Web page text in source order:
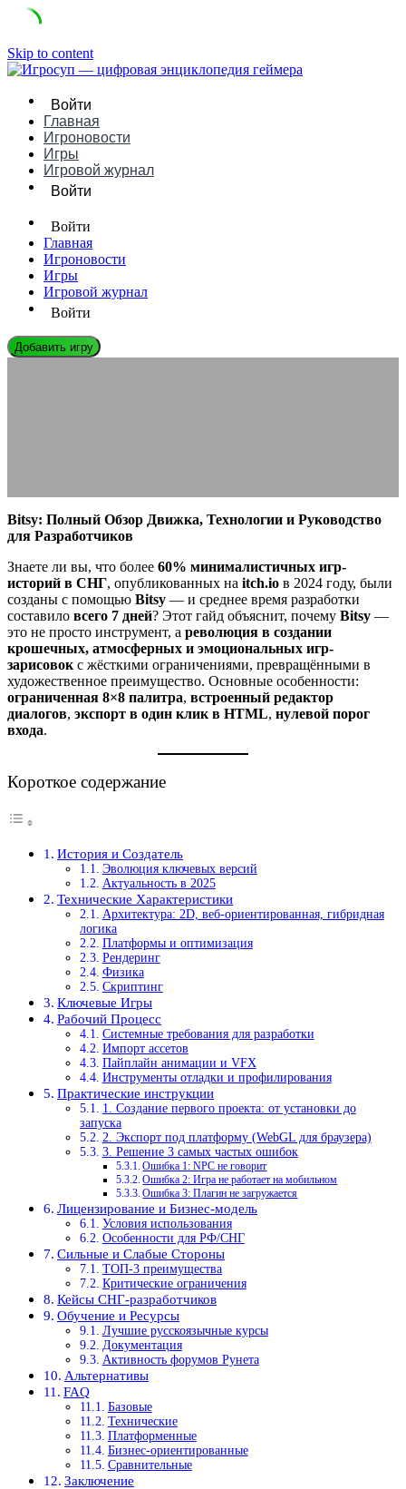
Skip to content
Войти
Главная
Игроновости
Игры
Игровой журнал
Войти
Войти
Главная
Игроновости
Игры
Игровой журнал
Войти
Добавить игру
Bitsy: Полный Обзор Движка, Технологии и Руководство
для Разработчиков
Знаете ли вы, что более 60% минималистичных игр-
историй в СНГ, опубликованных на itch.io в 2024 году, были
созданы с помощью Bitsy — и среднее время разработки
составило всего 7 дней? Этот гайд объяснит, почему Bitsy —
это не просто инструмент, а революция в создании
крошечных, атмосферных и эмоциональных игр-
зарисовок с жёсткими ограничениями, превращёнными в
художественное преимущество. Основные особенности:
ограниченная 8×8 палитра, встроенный редактор
диалогов, экспорт в один клик в HTML, нулевой порог
входа.
Короткое содержание
История и Создатель
Эволюция ключевых версий
Актуальность в 2025
Технические Характеристики
Архитектура: 2D, веб-ориентированная, гибридная
логика
Платформы и оптимизация
Рендеринг
Физика
Скриптинг
Ключевые Игры
Рабочий Процесс
Системные требования для разработки
Импорт ассетов
Пайплайн анимации и VFX
Инструменты отладки и профилирования
Практические инструкции
1. Создание первого проекта: от установки до
запуска
2. Экспорт под платформу (WebGL для браузера)
3. Решение 3 самых частых ошибок
Ошибка 1: NPC не говорит
Ошибка 2: Игра не работает на мобильном
Ошибка 3: Плагин не загружается
Лицензирование и Бизнес-модель
Условия использования
Особенности для РФ/СНГ
Сильные и Слабые Стороны
ТОП-3 преимущества
Критические ограничения
Кейсы СНГ-разработчиков
Обучение и Ресурсы
Лучшие русскоязычные курсы
Документация
Активность форумов Рунета
Альтернативы
FAQ
Базовые
Технические
Платформенные
Бизнес-ориентированные
Сравнительные
Заключение